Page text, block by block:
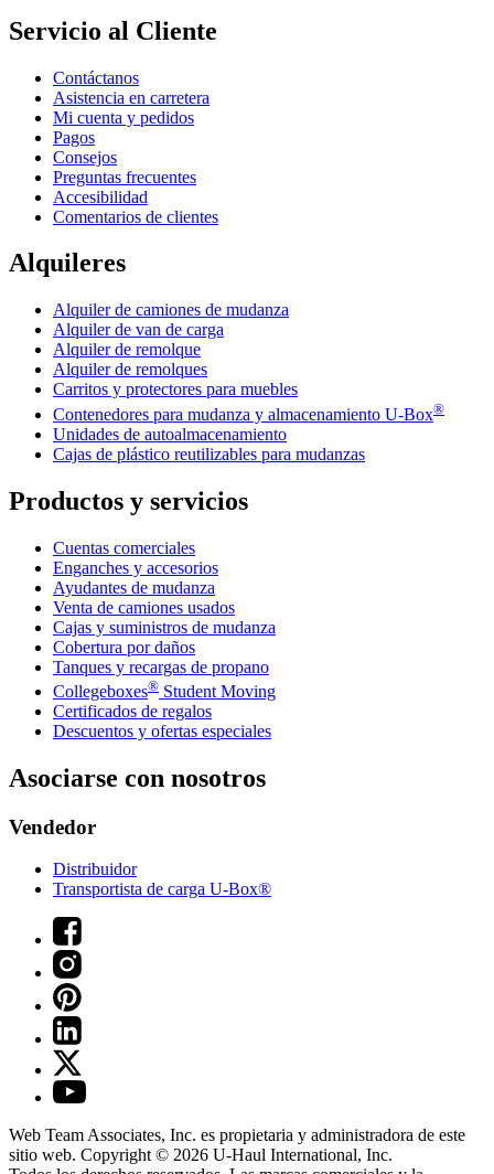
Servicio al Cliente
Contáctanos
Asistencia en carretera
Mi cuenta y pedidos
Pagos
Consejos
Preguntas frecuentes
Accesibilidad
Comentarios de clientes
Alquileres
Alquiler de camiones de mudanza
Alquiler de van de carga
Alquiler de remolque
Alquiler de remolques
Carritos y protectores para muebles
Contenedores para mudanza y almacenamiento U-Box®
Unidades de autoalmacenamiento
Cajas de plástico reutilizables para mudanzas
Productos y servicios
Cuentas comerciales
Enganches y accesorios
Ayudantes de mudanza
Venta de camiones usados
Cajas y suministros de mudanza
Cobertura por daños
Tanques y recargas de propano
Collegeboxes® Student Moving
Certificados de regalos
Descuentos y ofertas especiales
Asociarse con nosotros
Vendedor
Distribuidor
Transportista de carga U-Box®
Web Team Associates, Inc. es propietaria y administradora de este
sitio web. Copyright © 2026 U-Haul International, Inc.